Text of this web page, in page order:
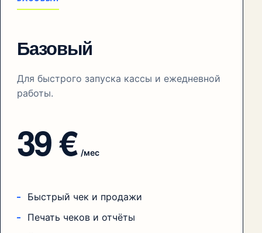
Базовый
Для быстрого запуска кассы и ежедневной
работы.
39 € /мес
Быстрый чек и продажи
Печать чеков и отчёты